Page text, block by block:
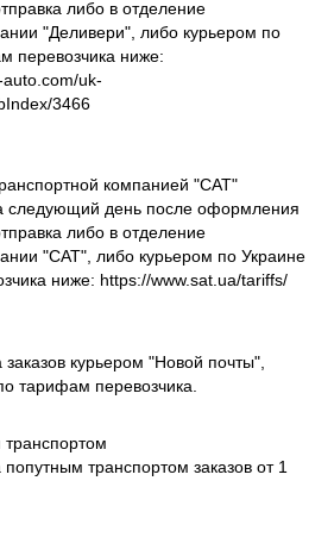
либо в отделение
"Деливери", либо курьером по
перевозчика ниже:
uk-
3466
компанией "САТ"
следующий день после оформления
либо в отделение
"САТ", либо курьером по Украине
ниже: https://www.sat.ua/tariffs/
курьером "Новой почты",
тарифам перевозчика.
транспортом
транспортом заказов от 1